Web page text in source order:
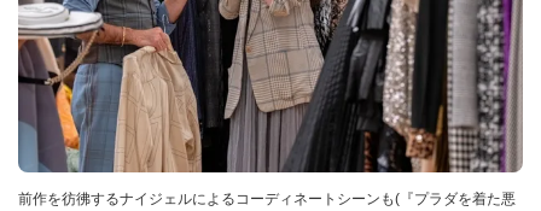
前作を彷彿するナイジェルによるコーディネートシーンも(『プラダを着た悪